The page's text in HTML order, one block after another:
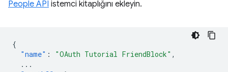
People API istemci kitaplığını ekleyin.
{
"name" : "OAuth Tutorial FriendBlock" ,
...